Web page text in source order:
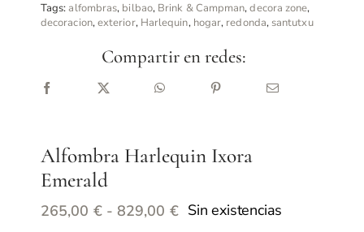
Tags:alfombras, bilbao, Brink & Campman,decora zone,
decoracion,exterior, Harlequin, hogar, redonda, santutxu
Compartir en redes:
Alfombra Harlequin Ixora
Emerald
265,00 € - 829,00 €Rango
Sin existencias